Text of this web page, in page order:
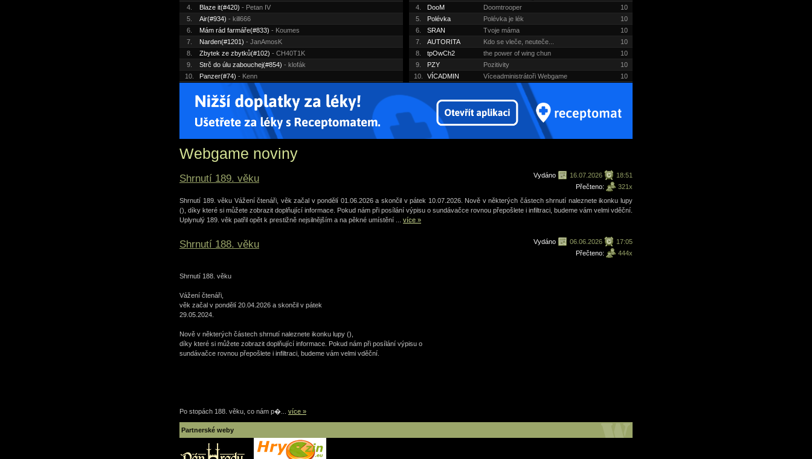
4.
Blaze it(#420) - Petan IV
5.
Air(#934) - kill666
6.
Mám rád farmáře(#833) - Koumes
7.
Narden(#1201) - JanAmosK
8.
Zbytek ze zbytků(#102) - CH40T1K
9.
Strč do úlu zabouchej(#854) - klofák
10.
Panzer(#74) - Kenn
4.
DooM Doomtrooper
10
5.
Polévka Polévka je lék
10
6.
SRAN Tvoje máma
10
7.
AUTORITA Kdo se vleče, neuteče...
10
8.
tpOwCh2 the power of wing chun
10
9.
PZY Pozitivity
10
10.
VÍCADMIN Víceadministrátoři Webgame 10
Webgame noviny
Shrnutí 189. věku Vydáno 16.07.2026
18:51
Přečteno:
321x
Shrnutí 189. věku Vážení čtenáři, věk začal v pondělí 01.06.2026 a skončil v pátek 10.07.2026. Nově v některých částech shrnutí naleznete ikonku lupy
(), díky které si můžete zobrazit doplňující informace. Pokud nám při posílání výpisu o sundávačce rovnou přepošlete i infiltraci, budeme vám velmi vděční.
Uplynulý 189. věk patřil opět k prestižně nejsilnějším a na pěkné umístění ... více »
Shrnutí 188. věku Vydáno 06.06.2026
17:05
Přečteno:
444x
Shrnutí 188. věku
Vážení čtenáři,
věk začal v pondělí 20.04.2026 a skončil v pátek
29.05.2024.
Nově v některých částech shrnutí naleznete ikonku lupy (),
díky které si můžete zobrazit doplňující informace. Pokud nám při posílání výpisu o
sundávačce rovnou přepošlete i infiltraci, budeme vám velmi vděční.
Po stopách 188. věku, co nám p�... více »
Partnerské weby